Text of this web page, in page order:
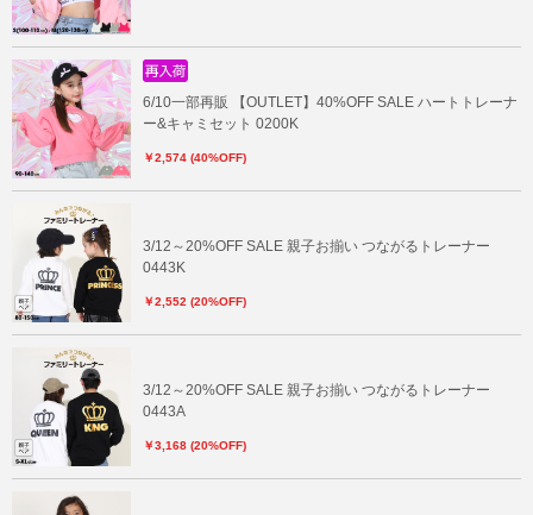
6/10一部再販 【OUTLET】40%OFF SALE ハートトレーナ
ー&キャミセット 0200K
￥2,574 (40%OFF)
3/12～20%OFF SALE 親子お揃い つながるトレーナー
0443K
￥2,552 (20%OFF)
3/12～20%OFF SALE 親子お揃い つながるトレーナー
0443A
￥3,168 (20%OFF)